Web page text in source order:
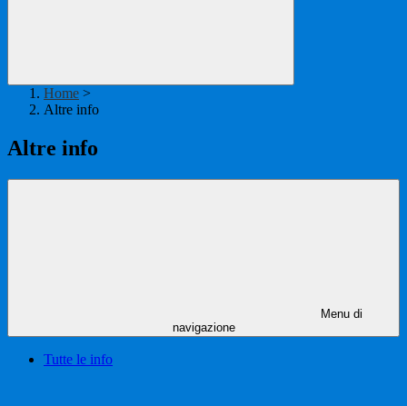
Home >
Altre info
Altre info
Menu di
navigazione
Tutte le info